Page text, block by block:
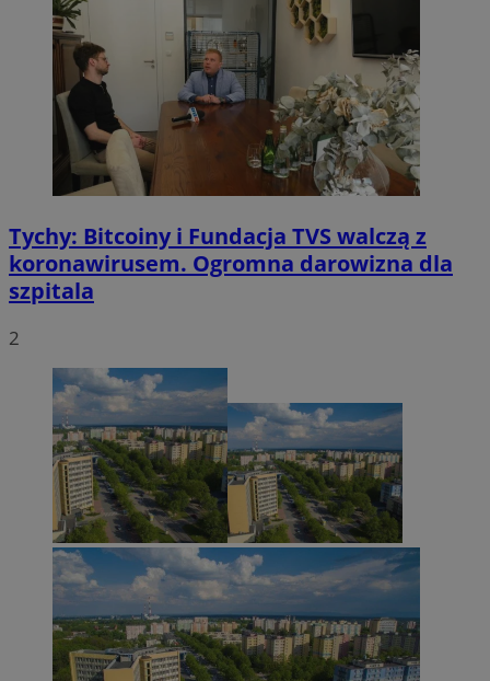
Tychy: Bitcoiny i Fundacja TVS walczą z
koronawirusem. Ogromna darowizna dla
szpitala
2